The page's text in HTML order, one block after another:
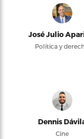
José Julio
Política y
Dennis
Cine